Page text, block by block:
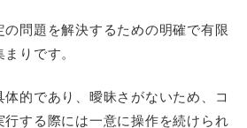
問題を解決するための明確で有限
りです。
的であり、曖昧さがないため、コ
行する際には一意に操作を続けられ